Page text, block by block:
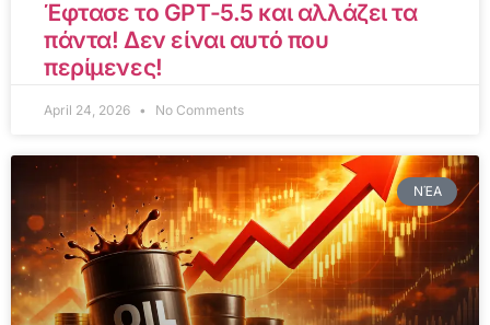
Έφτασε το GPT-5.5 και αλλάζει τα
πάντα! Δεν είναι αυτό που
περίμενες!
April 24, 2026 No Comments
ΝΈΑ